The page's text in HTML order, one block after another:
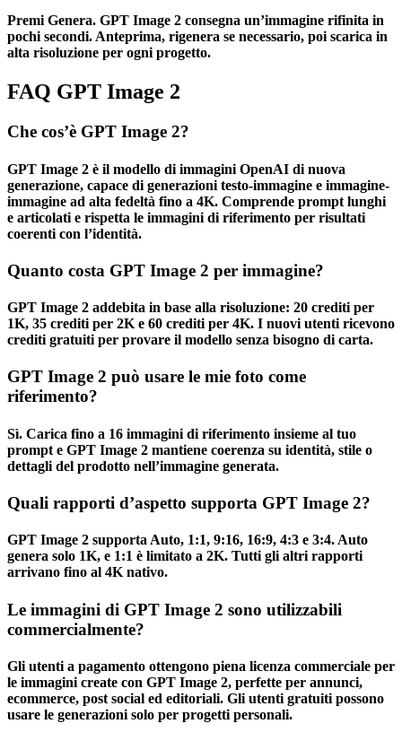
Premi Genera. GPT Image 2 consegna un’immagine rifinita in
pochi secondi. Anteprima, rigenera se necessario, poi scarica in
alta risoluzione per ogni progetto.
FAQ GPT Image 2
Che cos’è GPT Image 2?
GPT Image 2 è il modello di immagini OpenAI di nuova
generazione, capace di generazioni testo-immagine e immagine-
immagine ad alta fedeltà fino a 4K. Comprende prompt lunghi
e articolati e rispetta le immagini di riferimento per risultati
coerenti con l’identità.
Quanto costa GPT Image 2 per immagine?
GPT Image 2 addebita in base alla risoluzione: 20 crediti per
1K, 35 crediti per 2K e 60 crediti per 4K. I nuovi utenti ricevono
crediti gratuiti per provare il modello senza bisogno di carta.
GPT Image 2 può usare le mie foto come
riferimento?
Sì. Carica fino a 16 immagini di riferimento insieme al tuo
prompt e GPT Image 2 mantiene coerenza su identità, stile o
dettagli del prodotto nell’immagine generata.
Quali rapporti d’aspetto supporta GPT Image 2?
GPT Image 2 supporta Auto, 1:1, 9:16, 16:9, 4:3 e 3:4. Auto
genera solo 1K, e 1:1 è limitato a 2K. Tutti gli altri rapporti
arrivano fino al 4K nativo.
Le immagini di GPT Image 2 sono utilizzabili
commercialmente?
Gli utenti a pagamento ottengono piena licenza commerciale per
le immagini create con GPT Image 2, perfette per annunci,
ecommerce, post social ed editoriali. Gli utenti gratuiti possono
usare le generazioni solo per progetti personali.